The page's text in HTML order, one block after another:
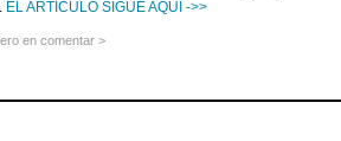
EL ARTÍCULO SIGUE AQUÍ ->>
en comentar >